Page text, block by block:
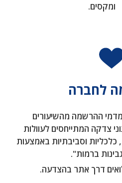
ומקסים.
לחברה
1. אנו תורמים 10% מדמי ההרשמה מהשיעורים
צדקה המתייחסים לעוולות
כלכליות וסביבתיות באמצעות
ברמות".
דרך אתר בהצדעה.